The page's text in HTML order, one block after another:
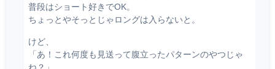
普段はショート好きでOK。
ちょっとやそっとじゃロングは入らないと。
けど、
「あ！これ何度も見送って腹立ったパターンのやつじゃ